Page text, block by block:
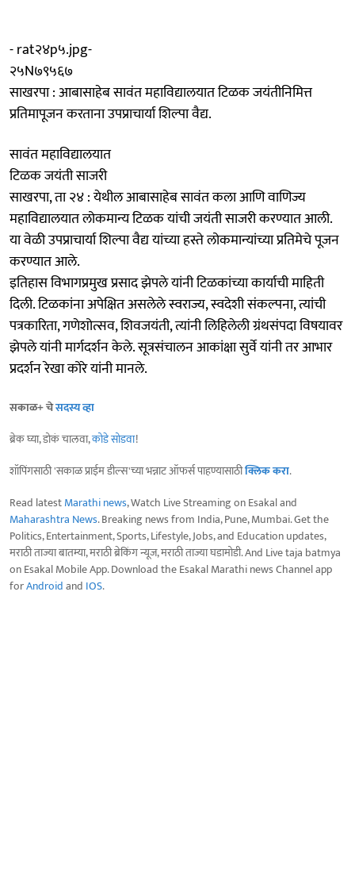
- rat२४p५.jpg-
२५N७९५६७
साखरपा : आबासाहेब सावंत महाविद्यालयात टिळक जयंतीनिमित्त
प्रतिमापूजन करताना उपप्राचार्या शिल्पा वैद्य.
सावंत महाविद्यालयात
टिळक जयंती साजरी
साखरपा, ता २४ : येथील आबासाहेब सावंत कला आणि वाणिज्य
महाविद्यालयात लोकमान्य टिळक यांची जयंती साजरी करण्यात आली.
या वेळी उपप्राचार्या शिल्पा वैद्य यांच्या हस्ते लोकमान्यांच्या प्रतिमेचे पूजन
करण्यात आले.
इतिहास विभागप्रमुख प्रसाद झेपले यांनी टिळकांच्या कार्याची माहिती
दिली. टिळकांना अपेक्षित असलेले स्वराज्य, स्वदेशी संकल्पना, त्यांची
पत्रकारिता, गणेशोत्सव, शिवजयंती, त्यांनी लिहिलेली ग्रंथसंपदा विषयावर
झेपले यांनी मार्गदर्शन केले. सूत्रसंचालन आकांक्षा सुर्वे यांनी तर आभार
प्रदर्शन रेखा कोरे यांनी मानले.
सकाळ+ चेसदस्य व्हा
ब्रेक घ्या, डोकं चालवा,कोडे सोडवा!
शॉपिंगसाठी 'सकाळ प्राईम डील्स'च्या भन्नाट ऑफर्स पाहण्यासाठीक्लिक करा.
Read latestMarathi news, Watch Live Streaming on Esakal and
Maharashtra News. Breaking news from India, Pune, Mumbai. Get the
Politics, Entertainment, Sports, Lifestyle, Jobs, and Education updates,
मराठी ताज्या बातम्या, मराठी ब्रेकिंग न्यूज, मराठी ताज्या घडामोडी. And Live taja batmya
on Esakal Mobile App. Download the Esakal Marathi news Channel app
forAndroidand IOS.